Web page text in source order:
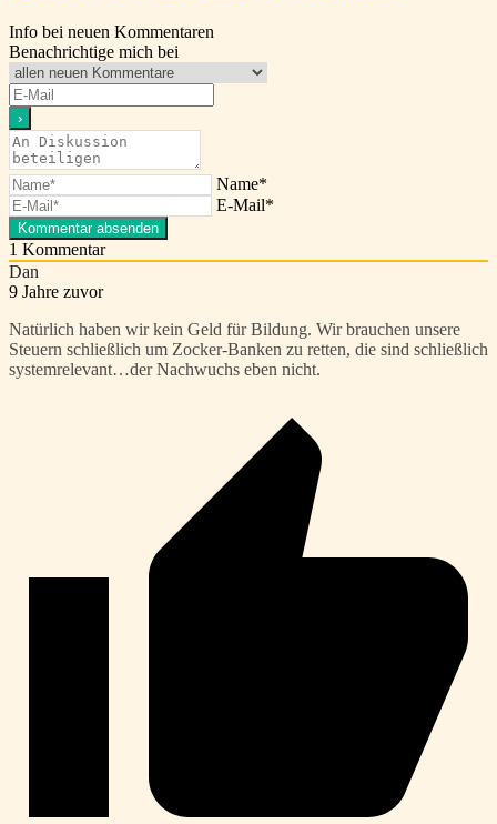
Info bei neuen Kommentaren
Benachrichtige mich bei
Name*
E-Mail*
1 Kommentar
Dan
9 Jahre zuvor
Natürlich haben wir kein Geld für Bildung. Wir brauchen unsere
Steuern schließlich um Zocker-Banken zu retten, die sind schließlich
systemrelevant…der Nachwuchs eben nicht.